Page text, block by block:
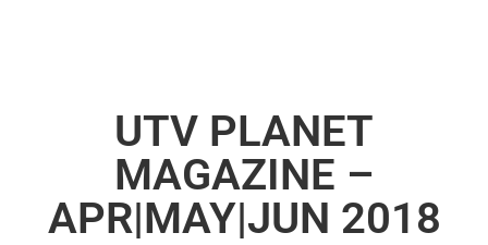
UTV PLANET
MAGAZINE –
APR|MAY|JUN 2018